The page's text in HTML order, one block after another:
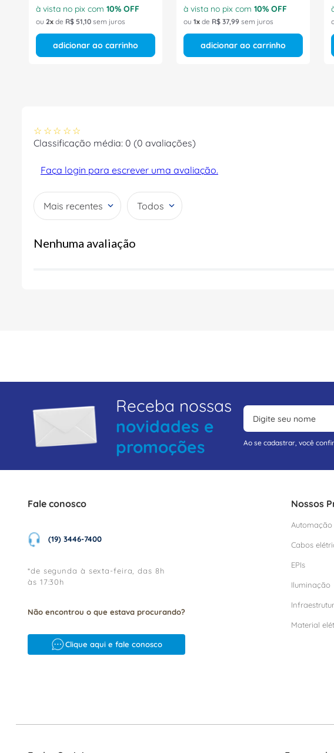
à vista no pix com 10% OFF
ou 2 de R$ 51,10 sem juros
adicionar ao carrinho
à vista no pix com 10% OFF
ou 1 de R$ 37,99 sem juros
adicionar ao carrinho
☆ ☆ ☆ ☆ ☆
Classificação média: 0 (0 avaliações)
Faça login para escrever uma avaliação.
Mais recentes Todos
Nenhuma avaliação
Receba nossas
novidades e
promoções
Ao se cadastrar, você
Fale conosco
(19) 3446-7400
*de segunda à sexta-feira, das 8h
às 17:30h
Não encontrou o que estava procurando?
Clique aqui e fale conosco
Nossos
Cabos
EPIs
Iluminação
Material